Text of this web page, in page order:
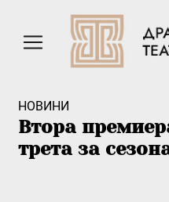
НОВИНИ
Втора
трета за